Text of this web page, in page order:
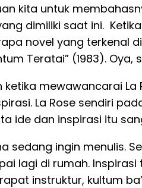
kita untuk
dimiliki saat ini.
novel yang terkenal
Teratai” (1983).
mewawancarai
La Rose sendiri
ide dan inspirasi itu
sedang ingin menulis.
lagi di rumah.
instruktur, kultum